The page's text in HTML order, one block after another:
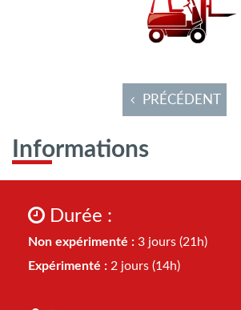
PRÉCÉDENT
Informations
Durée :
Non expérimenté : 3 jours (21h)
Expérimenté : 2 jours (14h)